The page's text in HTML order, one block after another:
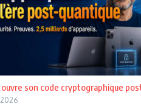
son code cryptographique